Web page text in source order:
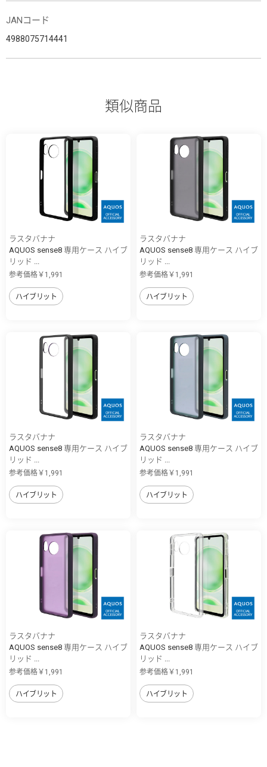
JANコード
4988075714441
類似商品
ラスタバナナ
AQUOS sense8 専用ケース ハイブ
リッド ...
参考価格￥1,991
ハイブリット
ラスタバナナ
AQUOS sense8 専用ケース ハイブ
リッド ...
参考価格￥1,991
ハイブリット
ラスタバナナ
AQUOS sense8 専用ケース ハイブ
リッド ...
参考価格￥1,991
ハイブリット
ラスタバナナ
AQUOS sense8 専用ケース ハイブ
リッド ...
参考価格￥1,991
ハイブリット
ラスタバナナ
AQUOS sense8 専用ケース ハイブ
リッド ...
参考価格￥1,991
ハイブリット
ラスタバナナ
AQUOS sense8 専用ケース ハイブ
リッド ...
参考価格￥1,991
ハイブリット